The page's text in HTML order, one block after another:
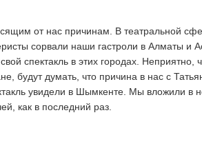
от нас причинам. В театральной
сорвали наши гастроли в Алматы и
спектакль в этих городах. Неприятно,
будут думать, что причина в нас с
увидели в Шымкенте. Мы вложили в
как в последний раз.